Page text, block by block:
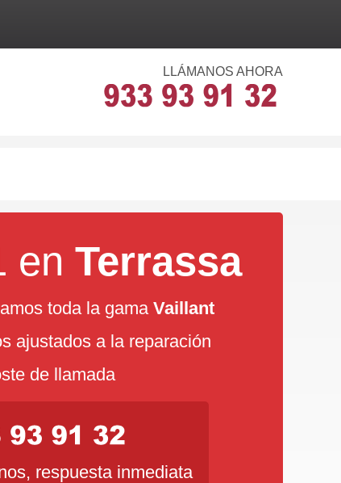
LLÁMANOS AHORA
en Terrassa
toda la gama Vaillant
ajustados a la reparación
de llamada
respuesta inmediata